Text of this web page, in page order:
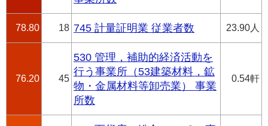
78.80 18 745 計量証明業 従業者数 23.90人
76.20 45
530 管理，補助的経済活動を
行う事業所（53建築材料，鉱
物・金属材料等卸売業） 事業
所数
0.54軒